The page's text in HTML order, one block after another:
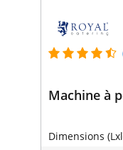
Machine à
Dimensions